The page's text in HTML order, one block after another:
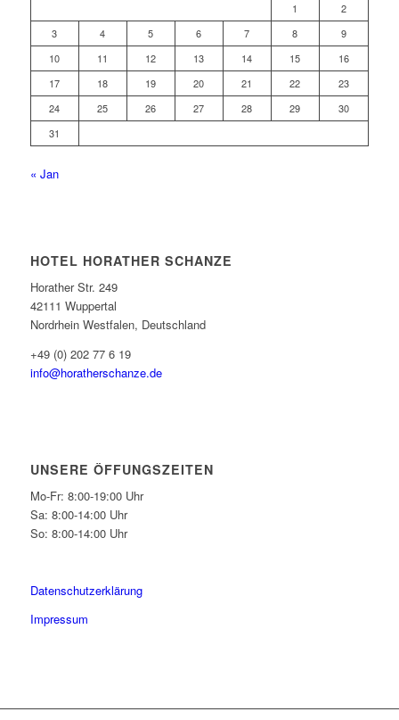
1
2
3
4 5 6 7 8
9
10
11 12 13 14 15
16
17
18 19 20 21 22
23
24
25 26 27 28 29
30
31
« Jan
HOTEL HORATHER SCHANZE
Horather Str. 249
42111 Wuppertal
Nordrhein Westfalen, Deutschland
+49 (0) 202 77 6 19
info@horatherschanze.de
UNSERE ÖFFUNGSZEITEN
Mo-Fr: 8:00-19:00 Uhr
Sa: 8:00-14:00 Uhr
So: 8:00-14:00 Uhr
Datenschutzerklärung
Impressum